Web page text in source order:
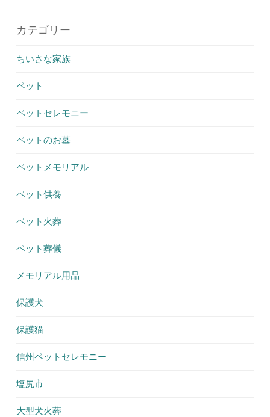
カテゴリー
ちいさな家族
ペット
ペットセレモニー
ペットのお墓
ペットメモリアル
ペット供養
ペット火葬
ペット葬儀
メモリアル用品
保護犬
保護猫
信州ペットセレモニー
塩尻市
大型犬火葬